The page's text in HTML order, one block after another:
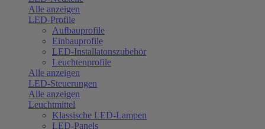
Alle anzeigen
LED-Profile
Aufbauprofile
Einbauprofile
LED-Installatonszubehör
Leuchtenprofile
Alle anzeigen
LED-Steuerungen
Alle anzeigen
Leuchtmittel
Klassische LED-Lampen
LED-Panels